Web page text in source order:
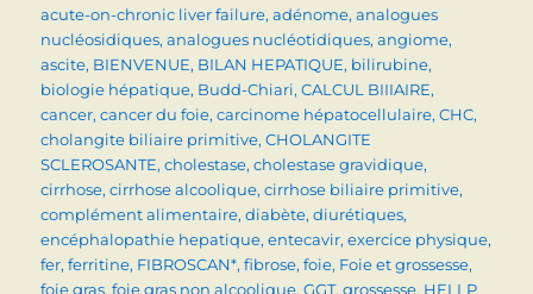
le
acute-on-chronic liver failure,adénome,analogues
nucléosidiques,analogues nucléotidiques,angiome,
ascite, BIENVENUE, BILAN HEPATIQUE, bilirubine,
biologie hépatique, Budd-Chiari,CALCUL BIIIAIRE,
cancer,cancer du foie,carcinome hépatocellulaire,CHC,
cholangite biliaire primitive,CHOLANGITE
SCLEROSANTE,cholestase,cholestase gravidique,
cirrhose,cirrhose alcoolique,cirrhose biliaire primitive,
complément alimentaire,diabète,diurétiques,
encéphalopathie hepatique,entecavir,exercice physique,
fer,ferritine, FIBROSCAN*,fibrose,foie, Foie et grossesse,
foie gras,foie gras non alcoolique,GGT,grossesse, HELLP